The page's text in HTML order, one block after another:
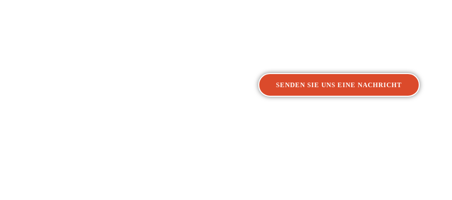
SENDEN SIE UNS EINE NACHRICHT